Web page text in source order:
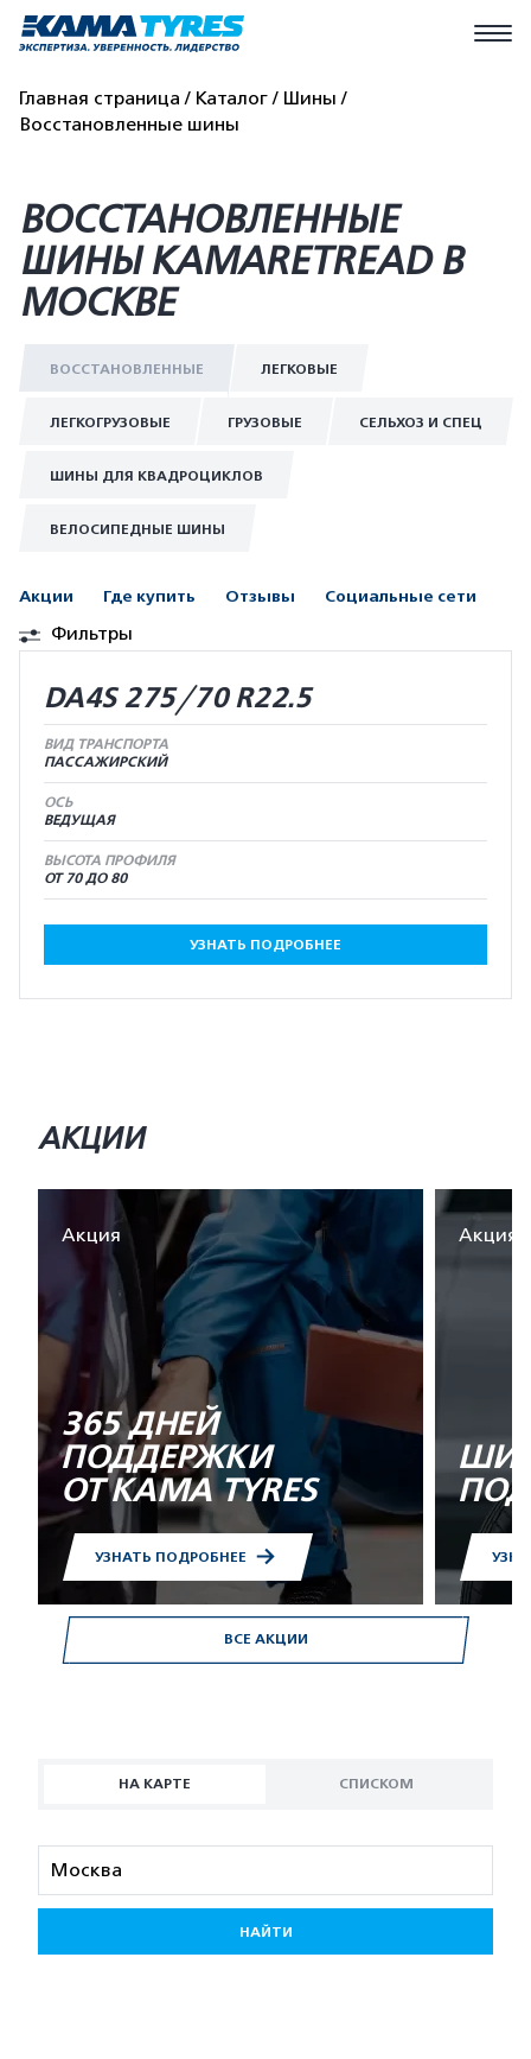
Главная страница Каталог
Шины
Восстановленные шины
ВОССТАНОВЛЕННЫЕ
ШИНЫ KAMARETREAD В
МОСКВЕ
ВОССТАНОВЛЕННЫЕ ЛЕГКОВЫЕ
ЛЕГКОГРУЗОВЫЕ ГРУЗОВЫЕ СЕЛЬХОЗ И СПЕЦ
ШИНЫ ДЛЯ КВАДРОЦИКЛОВ
ВЕЛОСИПЕДНЫЕ ШИНЫ
Акции Где купить Отзывы Социальные сети
Фильтры
DA4S 275/70 R22.5
ВИД ТРАНСПОРТА
ПАССАЖИРСКИЙ
ОСЬ
ВЕДУЩАЯ
ВЫСОТА ПРОФИЛЯ
ОТ 70 ДО 80
УЗНАТЬ ПОДРОБНЕЕ
ВСЕ АКЦИИ
АКЦИИ
Акция
365 ДНЕЙ
ПОДДЕРЖКИ
ОТ KAMA TYRES
УЗНАТЬ ПОДРОБНЕЕ
Акция
НА КАРТЕ СПИСКОМ
НАЙТИ